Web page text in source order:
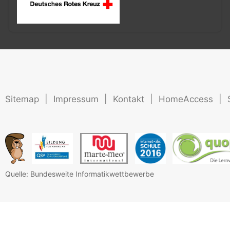
Sitemap Impressum Kontakt HomeAccess
Quelle: Bundesweite Informatikwettbewerbe